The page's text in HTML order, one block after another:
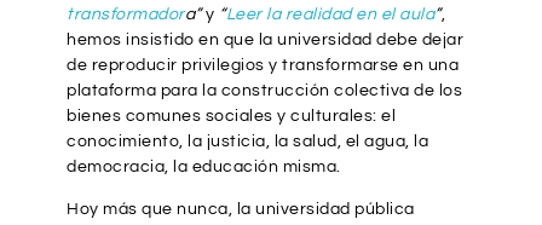
transformadora”y “Leer la realidad en el aula”,
hemos insistido en que la universidad debe dejar
de reproducir privilegios y transformarse en una
plataforma para la construcción colectiva de los
bienes comunes sociales y culturales: el
conocimiento, la justicia, la salud, el agua, la
democracia, la educación misma.
Hoy más que nunca, la universidad pública